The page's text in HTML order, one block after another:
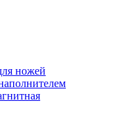
ножей